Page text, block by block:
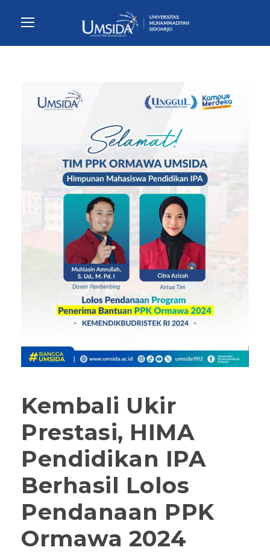
Kembali Ukir
Prestasi, HIMA
Pendidikan IPA
Berhasil Lolos
Pendanaan PPK
Ormawa 2024